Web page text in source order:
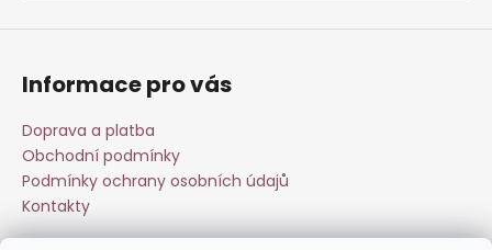
Informace pro vás
Doprava a platba
Obchodní podmínky
Podmínky ochrany osobních údajů
Kontakty